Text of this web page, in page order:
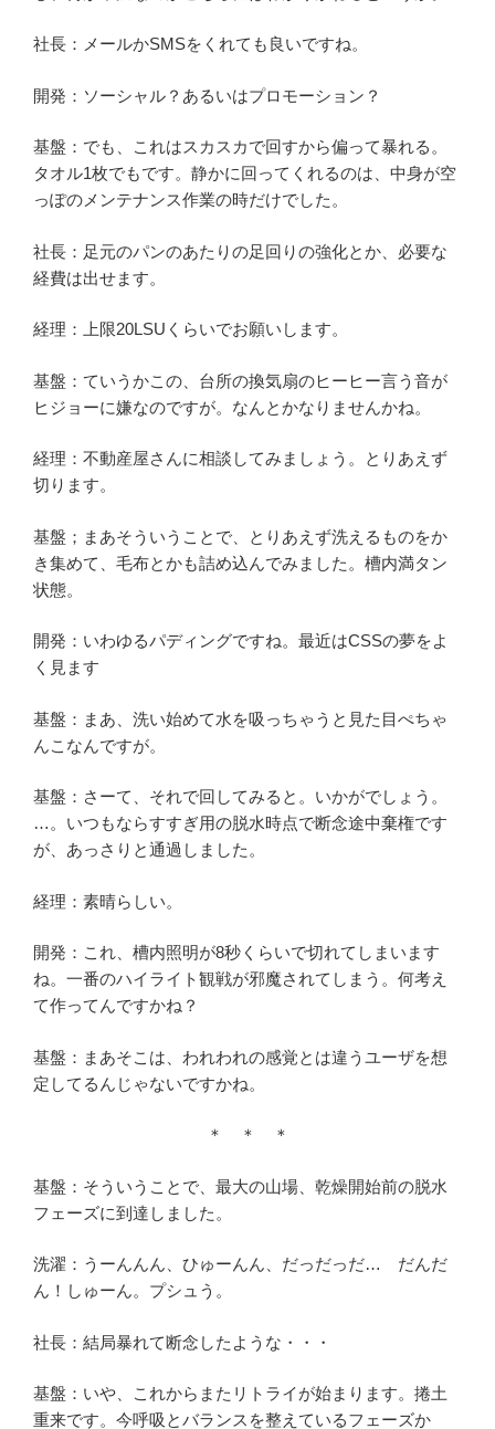
社長：メールかSMSをくれても良いですね。
開発：ソーシャル？あるいはプロモーション？
基盤：でも、これはスカスカで回すから偏って暴れる。
タオル1枚でもです。静かに回ってくれるのは、中身が空
っぽのメンテナンス作業の時だけでした。
社長：足元のパンのあたりの足回りの強化とか、必要な
経費は出せます。
経理：上限20LSUくらいでお願いします。
基盤：ていうかこの、台所の換気扇のヒーヒー言う音が
ヒジョーに嫌なのですが。なんとかなりませんかね。
経理：不動産屋さんに相談してみましょう。とりあえず
切ります。
基盤；まあそういうことで、とりあえず洗えるものをか
き集めて、毛布とかも詰め込んでみました。槽内満タン
状態。
開発：いわゆるパディングですね。最近はCSSの夢をよ
く見ます
基盤：まあ、洗い始めて水を吸っちゃうと見た目ぺちゃ
んこなんですが。
基盤：さーて、それで回してみると。いかがでしょう。
…。いつもならすすぎ用の脱水時点で断念途中棄権です
が、あっさりと通過しました。
経理：素晴らしい。
開発：これ、槽内照明が8秒くらいで切れてしまいます
ね。一番のハイライト観戦が邪魔されてしまう。何考え
て作ってんですかね？
基盤：まあそこは、われわれの感覚とは違うユーザを想
定してるんじゃないですかね。
＊ ＊ ＊
基盤：そういうことで、最大の山場、乾燥開始前の脱水
フェーズに到達しました。
洗濯：うーんんん、ひゅーんん、だっだっだ… だんだ
ん！しゅーん。プシュう。
社長：結局暴れて断念したような・・・
基盤：いや、これからまたリトライが始まります。捲土
重来です。今呼吸とバランスを整えているフェーズか